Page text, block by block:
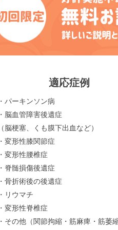
適応症例
・パーキンソン病
・脳血管障害後遺症
（脳梗塞、くも膜下出血など）
・変形性膝関節症
・変形性腰椎症
・脊髄損傷後遺症
・骨折術後の後遺症
・リウマチ
・変形性脊椎症
・その他（関節拘縮・筋麻痺・筋萎